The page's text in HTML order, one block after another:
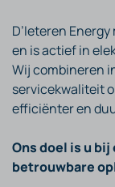
D’Ieteren
en is actief in
Wij combineren
servicekwaliteit
efficiënter en
Ons doel is u
betrouwbare